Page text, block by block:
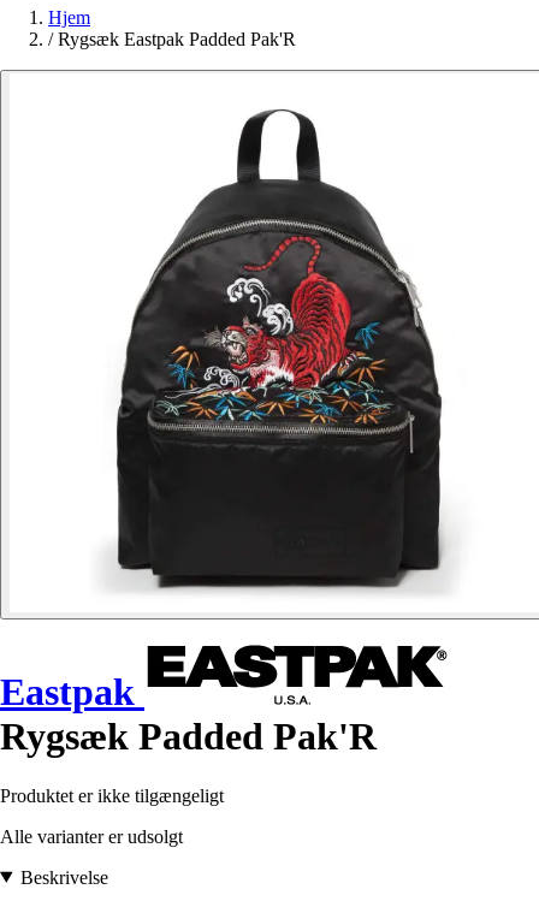
Hjem
/ Rygsæk Eastpak Padded Pak'R
Eastpak
Rygsæk Padded Pak'R
Produktet er ikke tilgængeligt
Alle varianter er udsolgt
Beskrivelse